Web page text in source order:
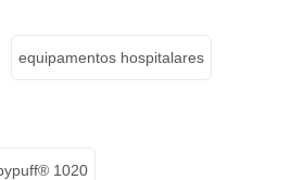
equipamentos hospitalares
1020